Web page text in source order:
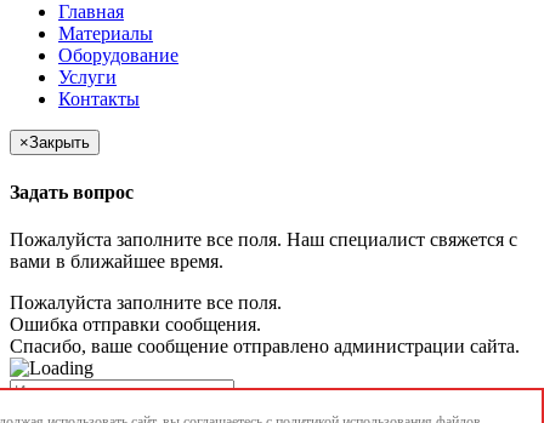
Главная
Материалы
Оборудование
Услуги
Контакты
×Закрыть
Задать вопрос
Пожалуйста заполните все поля. Наш специалист свяжется с
вами в ближайшее время.
Пожалуйста заполните все поля.
Ошибка отправки сообщения.
Спасибо, ваше сообщение отправлено администрации сайта.